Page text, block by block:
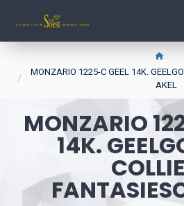
MONZARIO 1225-C GEEL 14K.
AKEL
MONZARIO
14K.